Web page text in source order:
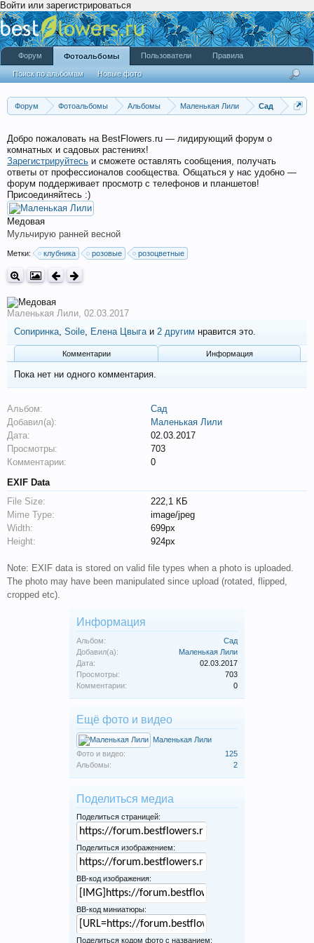
Войти или зарегистрироваться
Форум Фотоальбомы Альбомы Маленькая Лили Сад
Добро пожаловать на BestFlowers.ru — лидирующий форум о
комнатных и садовых растениях!
Зарегистрируйтесь и сможете оставлять сообщения, получать
ответы от профессионалов сообщества. Общаться у нас удобно —
форум поддерживает просмотр с телефонов и планшетов!
Присоединяйтесь :)
Медовая
Мульчирую ранней весной
Метки: клубника розовые розоцветные
Маленькая Лили, 02.03.2017
Сопиринка, Soile, Елена Цвыгаи 2 другим нравится это.
Комментарии Информация
Пока нет ни одного комментария.
Альбом:
Сад
Добавил(а):
Маленькая Лили
Дата:
02.03.2017
Просмотры:
703
Комментарии:
0
EXIF Data
File Size:
222,1 КБ
Mime Type:
image/jpeg
Width:
699px
Height:
924px
Note: EXIF data is stored on valid file types when a photo is uploaded.
The photo may have been manipulated since upload (rotated, flipped,
cropped etc).
Информация
Альбом:
Сад
Добавил(а):
Маленькая Лили
Дата:
02.03.2017
Просмотры:
703
Комментарии:
0
Ещё фото и видео
Маленькая Лили
Фото и видео:
125
Альбомы:
2
Поделиться медиа
Поделиться страницей:
Поделиться изображением:
BB-код изображения:
BB-код миниатюры:
Поделиться кодом фото с названием:
Форум Фотоальбомы
Поиск по альбомам Новые фото
Пользователи Правила